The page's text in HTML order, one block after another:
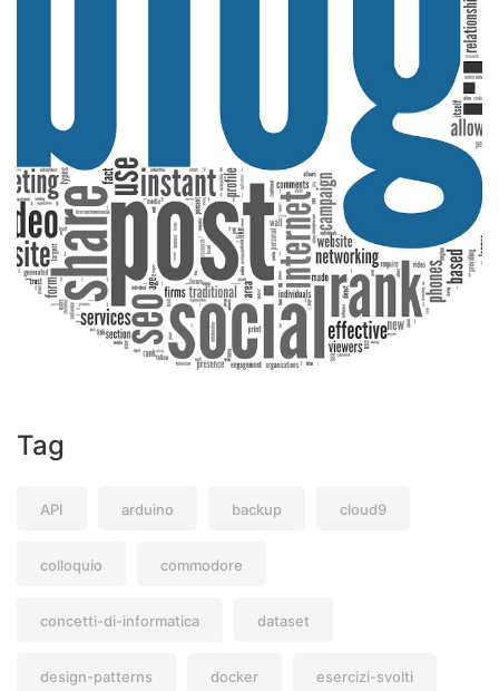
Tag
API arduino backup cloud9
colloquio commodore
concetti-di-informatica dataset
design-patterns docker esercizi-svolti